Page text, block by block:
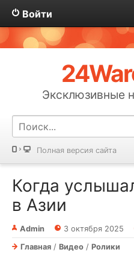
Войти
Эксклюзивные
Полная версия сайта
Когда
в Азии
Admin 3 октября 2025
Главная / Видео / Ролики